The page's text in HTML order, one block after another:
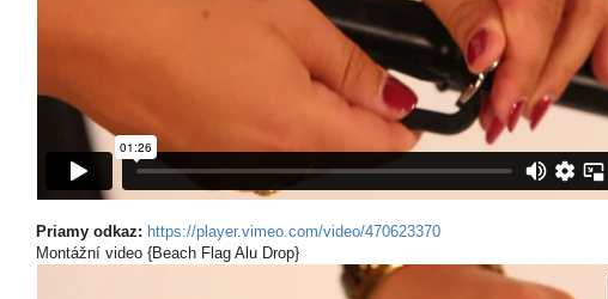
Priamy odkaz: https://player.vimeo.com/video/470623370
Montážní video {Beach Flag Alu Drop}